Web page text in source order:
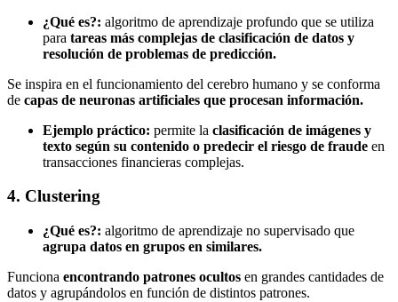
¿Qué es?: algoritmo de aprendizaje profundo que se utiliza
para tareas más complejas de clasificación de datos y
resolución de problemas de predicción.
Se inspira en el funcionamiento del cerebro humano y se conforma
de capas de neuronas artificiales que procesan información.
Ejemplo práctico: permite la clasificación de imágenes y
texto según su contenido o predecir el riesgo de fraude en
transacciones financieras complejas.
4. Clustering
¿Qué es?: algoritmo de aprendizaje no supervisado que
agrupa datos en grupos en similares.
Funciona encontrando patrones ocultos en grandes cantidades de
datos y agrupándolos en función de distintos patrones.